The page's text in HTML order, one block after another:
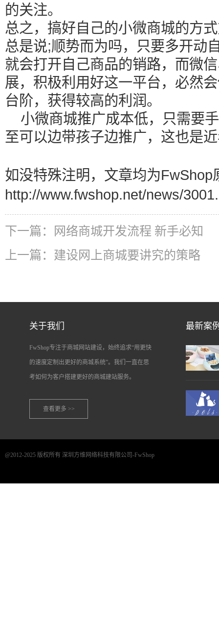
的关注。
总之，搞好自己的小微商城的方
总是说;顺势而为吗，只要多开动
就会打开自己商品的销路，而微
展，积极利用好这一平台，必然
台阶，获得较高的利润。
小微商城推广成本低，只需要
至可以边带孩子边推广，这也是
如没特殊注明，文章均为FwShop
http://www.fwshop.net/news/
下一篇：
网络商城开发流程 新手必知
上一篇： 建设网上商城要讲究的策略
关于我们
FwShop专注于商城网站建设，始终追求“用更快
的速度定制出更好的商城系统”。我们一直在思
考如何为客户搭建更好的商城建站服务。
查看更多 >>
最新案
@2012-2025 版权所有 深圳方维网络科技有限公司-FwShop